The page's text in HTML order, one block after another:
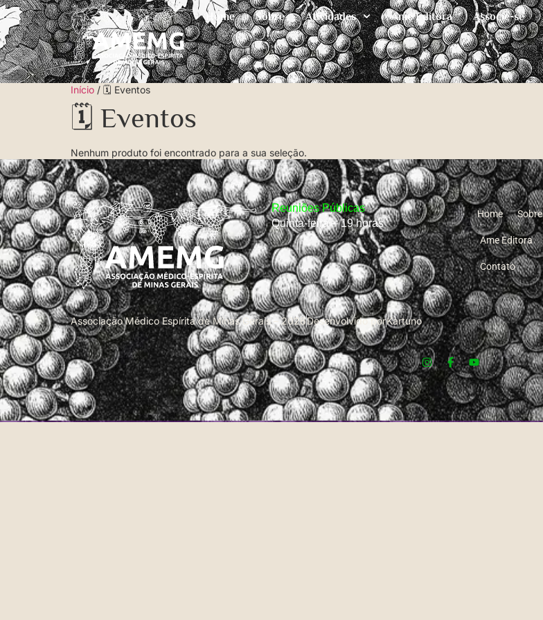
Home Sobre Atividades Ame Editora Associe-se
Início / 🗓️ Eventos
🗓️ Eventos
Nenhum produto foi encontrado para a sua seleção.
Reuniões Públicas
Quinta-feira – 19 horas
Home Sobre
Ame Editora
Contato
Associação Médico Espírita de Minas Gerais – 2026Desenvolvido porKartuno